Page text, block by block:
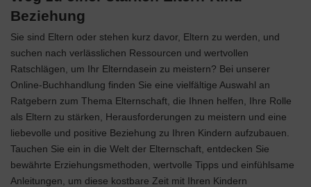
Beziehung
Sie sind Eltern oder stehen kurz davor, Eltern zu werden, und
suchen nach verlässlichen Ressourcen und wertvollen
Ratschlägen, um Ihr Elterndasein zu meistern? Bei unserer
Online-Buchhandlung finden Sie eine vielfältige Auswahl an
Ratgebern zum Thema Elternschaft, die Ihnen helfen, Ihre Rolle
als Eltern zu stärken, Herausforderungen zu meistern und eine
liebevolle und positive Beziehung zu Ihren Kindern aufzubauen.
Tauchen Sie ein in die Welt der Elternschaft, entdecken Sie
bewährte Erziehungsmethoden, wertvolle Tipps und einfühlsame
Anleitungen, um diese kostbare Zeit mit Ihren Kindern